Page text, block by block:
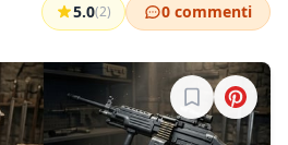
5.0(2) 0 commenti
Accedi per